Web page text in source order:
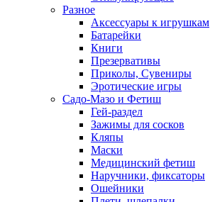
Разное
Аксессуары к игрушкам
Батарейки
Книги
Презервативы
Приколы, Сувениры
Эротические игры
Садо-Мазо и Фетиш
Гей-раздел
Зажимы для сосков
Кляпы
Маски
Медицинский фетиш
Наручники, фиксаторы
Ошейники